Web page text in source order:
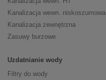
Kanalizacja wewn. niskoszumowa
Kanalizacja zewnętrzna
Zasuwy burzowe
Uzdatnianie wody
Filtry do wody